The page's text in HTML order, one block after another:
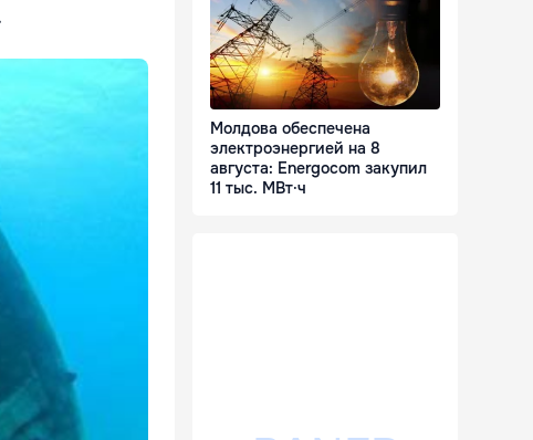
Молдова обеспечена
электроэнергией на 8
августа: Energocom закупил
11 тыс. МВт·ч